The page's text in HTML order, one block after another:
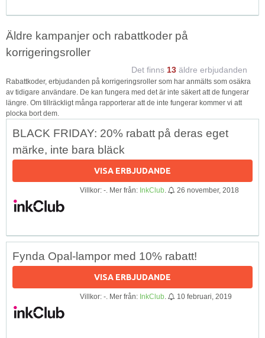
Äldre kampanjer och rabattkoder på
korrigeringsroller
Det finns 13 äldre erbjudanden
Rabattkoder, erbjudanden på korrigeringsroller som har anmälts som osäkra
av tidigare användare. De kan fungera med det är inte säkert att de fungerar
längre. Om tillräckligt många rapporterar att de inte fungerar kommer vi att
plocka bort dem.
BLACK FRIDAY: 20% rabatt på deras eget
märke, inte bara bläck
VISA ERBJUDANDE
Villkor: -. Mer från: InkClub 26 november, 2018
Fynda Opal-lampor med 10% rabatt!
VISA ERBJUDANDE
Villkor: -. Mer från: InkClub 10 februari, 2019